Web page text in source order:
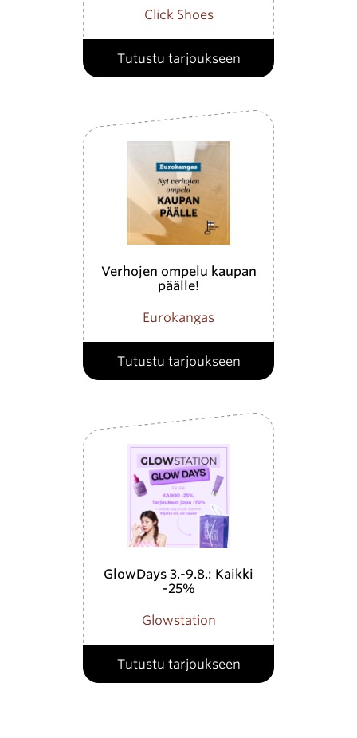
Click Shoes
Tutustu tarjoukseen
Verhojen ompelu kaupan
päälle!
Eurokangas
Tutustu tarjoukseen
GlowDays 3.-9.8.: Kaikki
-25%
Glowstation
Tutustu tarjoukseen